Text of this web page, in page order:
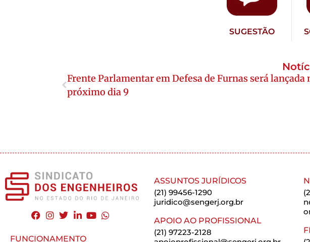
SUGESTÃO
Frente Parlamentar em Defesa de Furnas será lançada
próximo dia 9
FUNCIONAMENTO
ASSUNTOS JURÍDICOS
(21) 99456-1290
juridico@sengerj.org.br
APOIO AO PROFISSIONAL
(21) 97223-2128